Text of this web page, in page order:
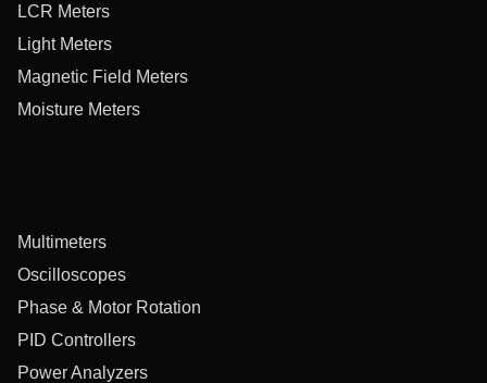
LCR Meters
Light Meters
Magnetic Field Meters
Moisture Meters
Multimeters
Oscilloscopes
Phase & Motor Rotation
PID Controllers
Power Analyzers